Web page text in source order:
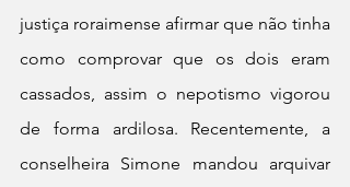
justiça roraimense afirmar que não tinha
como comprovar que os dois eram
cassados, assim o nepotismo vigorou
de forma ardilosa. Recentemente, a
conselheira Simone mandou arquivar